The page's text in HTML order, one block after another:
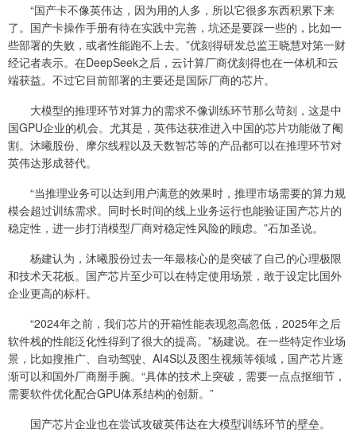
“国产卡不像英伟达，因为用的人多，所以它很多东西积累下来
了。国产卡操作手册有待在实践中完善，坑还是要踩一些的，比如一
些部署的失败，或者性能跑不上去。”优刻得研发总监王晓慧对第一财
经记者表示。在DeepSeek之后，云计算厂商优刻得也在一体机和云
端获益。不过它目前部署的主要还是国际厂商的芯片。
大模型的推理环节对算力的需求不像训练环节那么苛刻，这是中
国GPU企业的机会。尤其是，英伟达获准进入中国的芯片功能做了阉
割。沐曦股份、摩尔线程以及天数智芯等的产品都可以在推理环节对
英伟达形成替代。
“当推理业务可以达到用户满意的效果时，推理市场需要的算力规
模会超过训练需求。同时长时间的线上业务运行也能验证国产芯片的
稳定性，进一步打消模型厂商对稳定性风险的顾虑。”石加圣说。
杨建认为，沐曦股份过去一年最核心的是突破了自己的心理极限
和技术天花板。国产芯片至少可以在特定使用场景，敢于设定比国外
企业更高的标杆。
“2024年之前，我们芯片的开箱性能表现忽高忽低，2025年之后
软件栈的性能泛化性得到了很大的提高。”杨建说。在一些特定作业场
景，比如搜推广、自动驾驶、AI4S以及图生视频等领域，国产芯片逐
渐可以和国外厂商掰手腕。“具体的技术上突破，需要一点点抠细节，
需要软件优化配合GPU体系结构的创新。”
国产芯片企业也在尝试攻破英伟达在大模型训练环节的壁垒。